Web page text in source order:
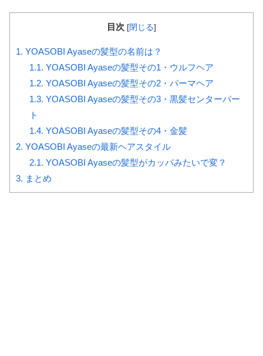
目次 [閉じる]
1. YOASOBI Ayaseの髪型の名前は？
1.1. YOASOBI Ayaseの髪型その1・ウルフヘア
1.2. YOASOBI Ayaseの髪型その2・パーマヘア
1.3. YOASOBI Ayaseの髪型その3・黒髪センターパー
ト
1.4. YOASOBI Ayaseの髪型その4・金髪
2. YOASOBI Ayaseの最新ヘアスタイル
2.1. YOASOBI Ayaseの髪型がカッパみたいで変？
3. まとめ